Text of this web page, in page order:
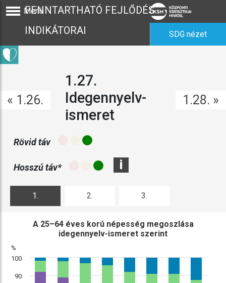
Menü
FENNTARTHATÓ FEJLŐDÉS
INDIKÁTORAI
SDG nézet
« 1.26.
1.27.
Idegennyelv-
ismeret
1.28. »
Rövid táv
Hosszú táv* i
1. 2. 3.
%
A 25–64 éves korú népesség megoszlása
idegennyelv-ismeret szerint
90
100